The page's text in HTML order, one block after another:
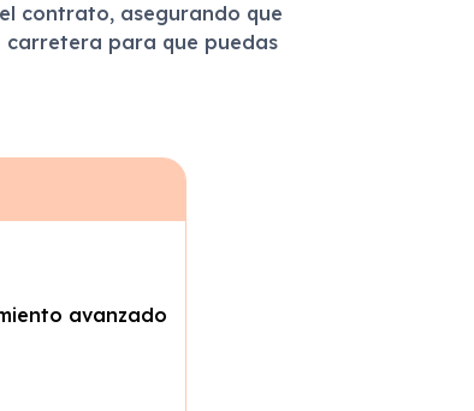
contrato, asegurando que
carretera para que puedas
avanzado